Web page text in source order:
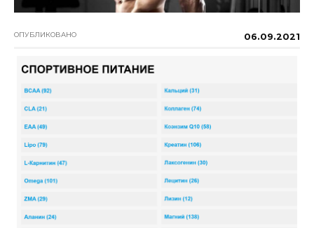
ОПУБЛИКОВАНО 06.09.2021